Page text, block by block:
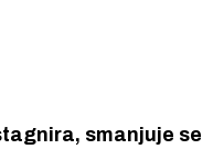
smanjuje se